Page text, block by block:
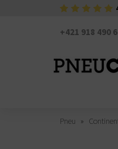
+421 918 490
Pneu